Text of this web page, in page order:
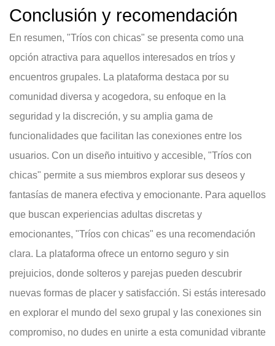
Conclusión y recomendación
En resumen, "Tríos con chicas" se presenta como una
opción atractiva para aquellos interesados en tríos y
encuentros grupales. La plataforma destaca por su
comunidad diversa y acogedora, su enfoque en la
seguridad y la discreción, y su amplia gama de
funcionalidades que facilitan las conexiones entre los
usuarios. Con un diseño intuitivo y accesible, "Tríos con
chicas" permite a sus miembros explorar sus deseos y
fantasías de manera efectiva y emocionante. Para aquellos
que buscan experiencias adultas discretas y
emocionantes, "Tríos con chicas" es una recomendación
clara. La plataforma ofrece un entorno seguro y sin
prejuicios, donde solteros y parejas pueden descubrir
nuevas formas de placer y satisfacción. Si estás interesado
en explorar el mundo del sexo grupal y las conexiones sin
compromiso, no dudes en unirte a esta comunidad vibrante